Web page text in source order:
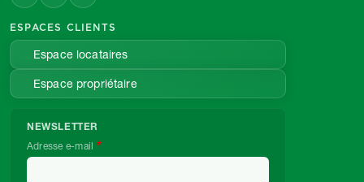
ESPACES CLIENTS
Espace locataires
Espace propriétaire
NEWSLETTER
Adresse e-mail